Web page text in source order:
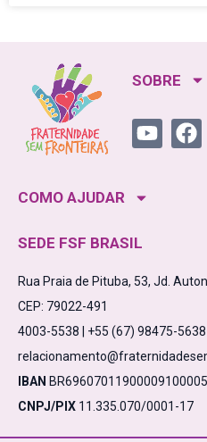
SOBRE
COMO AJUDAR
SEDE FSF BRASIL
Rua Praia de Pituba, 53, Jd.
CEP: 79022-491
4003-5538 | +55 (67) 98475-5638
IBAN
CNPJ/PIX 11.335.070/0001-17